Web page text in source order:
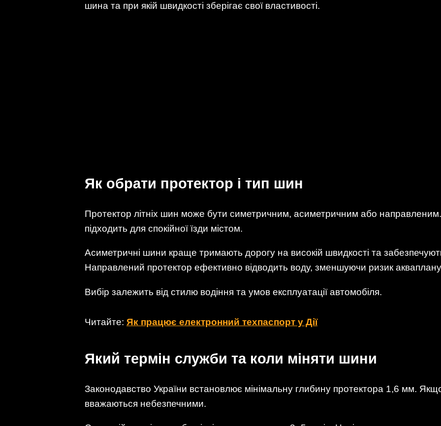
шина та при якій швидкості зберігає свої властивості.
Як обрати протектор і тип шин
Протектор літніх шин може бути симетричним, асиметричним або
підходить для спокійної їзди містом.
Асиметричні шини краще тримають дорогу на високій швидкості та
Направлений протектор ефективно відводить воду, зменшуючи ризик
Вибір залежить від стилю водіння та умов експлуатації автомобіля.
Читайте: Як працює електронний техпаспорт у Дії
Який термін служби та коли міняти шини
Законодавство України встановлює мінімальну глибину протектора 1,6 мм.
вважаються небезпечними.